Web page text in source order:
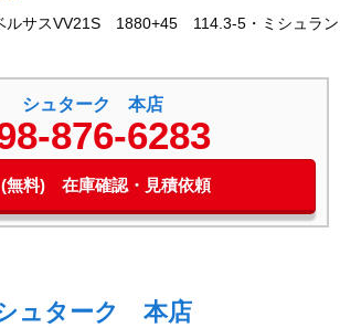
サスVV21S 1880+45 114.3-5・ミシュラン
4本セット
シュターク 本店
876-6283
(無料) 在庫確認・見積依頼
ュターク 本店